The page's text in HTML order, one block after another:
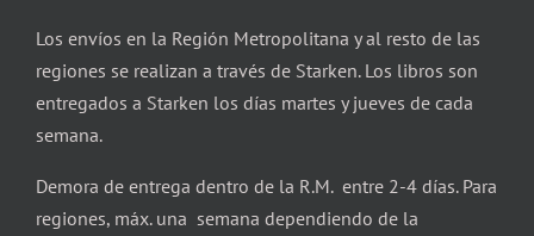
Los envíos en la Región Metropolitana y al resto de las
regiones se realizan a través de Starken. Los libros son
entregados a Starken los días martes y jueves de cada
semana.
Demora de entrega dentro de la R.M. entre 2-4 días. Para
regiones, máx. una semana dependiendo de la